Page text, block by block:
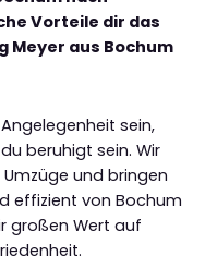
Vorteile dir das
Meyer aus Bochum
sein,
beruhigt sein. Wir
und bringen
effizient von Bochum
großen Wert auf